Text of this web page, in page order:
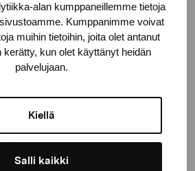
alan kumppaneillemme tietoja
Kumppanimme voivat
muihin tietoihin, joita olet antanut
kerätty, kun olet käyttänyt heidän
palvelujaan.
Kiellä
Salli kaikki
11